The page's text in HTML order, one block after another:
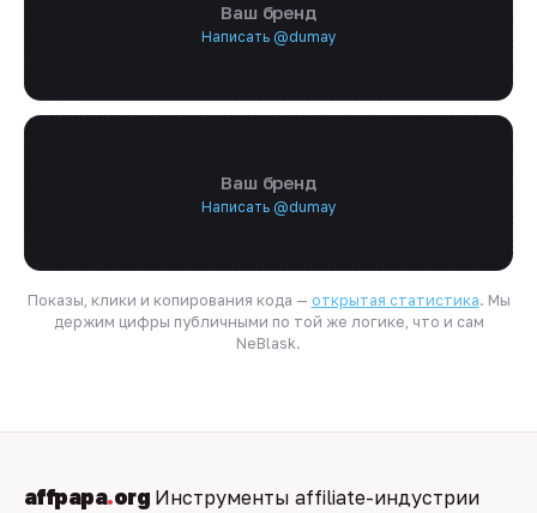
Ваш бренд
Написать @dumay
Ваш бренд
Написать @dumay
Показы, клики и копирования кода — открытая статистика. Мы
держим цифры публичными по той же логике, что и сам
NeBlask.
affpapa.org Инструменты affiliate-индустрии